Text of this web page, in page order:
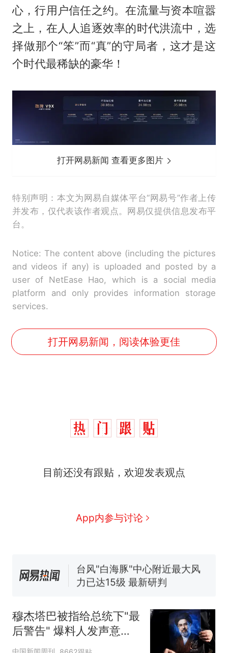
心，行用户信任之约。在流量与资本喧嚣
之上，在人人追逐效率的时代洪流中，选
择做那个“笨”而“真”的守局者，这才是这
个时代最稀缺的豪华！
打开网易新闻 查看更多图片
特别声明：本文为网易自媒体平台“网易号”作者上传
并发布，仅代表该作者观点。网易仅提供信息发布平
台。
Notice: The content above (including the pictures
and videos if any) is uploaded and posted by a
user of NetEase Hao, which is a social media
platform and only provides information storage
services.
打开网易新闻，阅读体验更佳
目前还没有跟贴，欢迎发表观点
App内参与讨论
因老师一句“跟我回家”改写了
协会回应
搬家报价570元，搬到楼下交
5060元才肯搬上楼！女子傻眼
佛山一中学招聘物理教师，笔
试前13名均遭淘汰？教育局：
核查
官方通报
热 那个在床头放菜刀的女孩，
因老师一句“跟我回家”改写了
人生
穆杰塔巴被指给总统下"最
后警告" 爆料人发声意味
深长